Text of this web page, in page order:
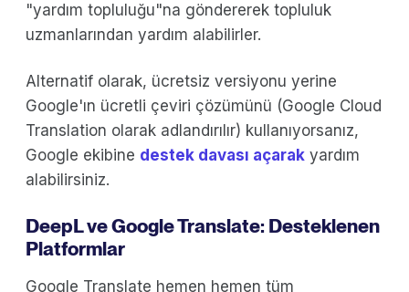
"yardım topluluğu"na göndererek topluluk
uzmanlarından yardım alabilirler.
Alternatif olarak, ücretsiz versiyonu yerine
Google'ın ücretli çeviri çözümünü (Google Cloud
Translation olarak adlandırılır) kullanıyorsanız,
Google ekibine destek davası açarak yardım
alabilirsiniz.
DeepL ve Google Translate: Desteklenen
Platformlar
Google Translate hemen hemen tüm